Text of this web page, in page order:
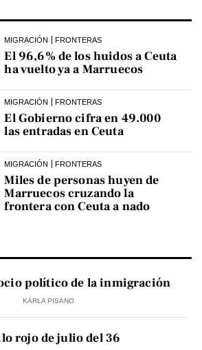
MIGRACIÓN FRONTERAS
El 96,6% de los huidos a Ceuta
ha vuelto ya a Marruecos
MIGRACIÓN FRONTERAS
El Gobierno cifra en 49.000
las entradas en Ceuta
MIGRACIÓN FRONTERAS
Miles de personas huyen de
Marruecos cruzando la
frontera con Ceuta a nado
político de la inmigración
KARLA PISANO
rojo de julio del 36